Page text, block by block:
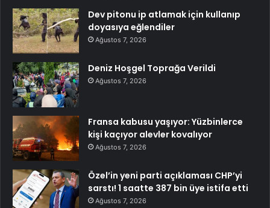
Dev pitonu ip atlamak için kullanıp
doyasıya eğlendiler
Ağustos 7, 2026
Deniz Hoşgel Toprağa Verildi
Ağustos 7, 2026
Fransa kabusu yaşıyor: Yüzbinlerce
kişi kaçıyor alevler kovalıyor
Ağustos 7, 2026
Özel’in yeni parti açıklaması CHP’yi
sarstı! 1 saatte 387 bin üye istifa etti
Ağustos 7, 2026